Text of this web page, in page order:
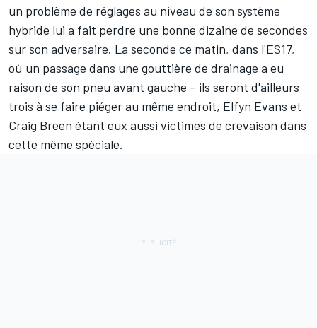
un problème de réglages au niveau de son système
hybride lui a fait perdre une bonne dizaine de secondes
sur son adversaire. La seconde ce matin, dans l'ES17,
où un passage dans une gouttière de drainage a eu
raison de son pneu avant gauche – ils seront d'ailleurs
trois à se faire piéger au même endroit, Elfyn Evans et
Craig Breen étant eux aussi victimes de crevaison dans
cette même spéciale.